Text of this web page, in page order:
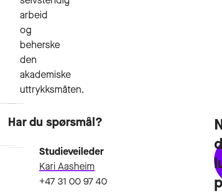
arbeid
og
beherske
den
akademiske
uttrykksmåten.
Emneplan
Opptakskrav
Har du spørsmål?
Studieveileder
Kari Aasheim
+47 31 00 97 40